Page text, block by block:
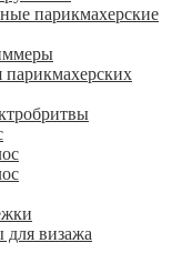
парикмахерские
парикмахерских
для визажа